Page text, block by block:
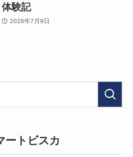
体験記
2026年7月9日
ートビスカ